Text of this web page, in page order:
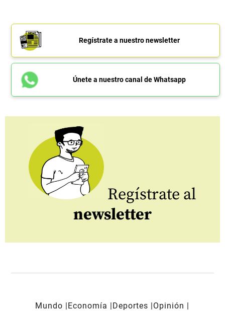
Regístrate a nuestro newsletter
Únete a nuestro canal de Whatsapp
Regístrate al
newsletter
Mundo Economía Deportes
Opinión